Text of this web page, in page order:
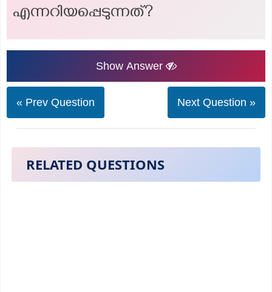
എന്നറിയപ്പെടുന്നത്?
Show Answer
« Prev Question Next Question »
RELATED QUESTIONS